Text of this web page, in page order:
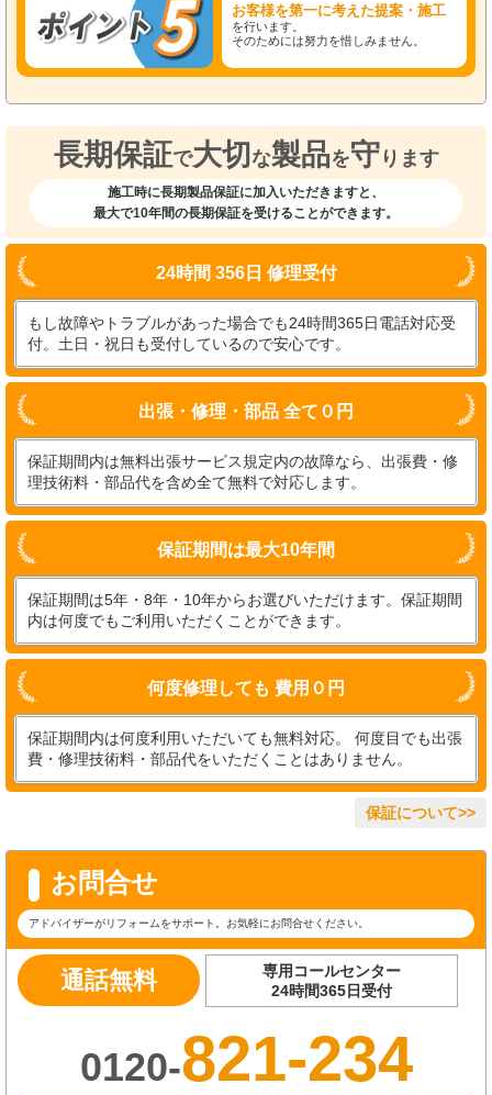
お客様を第一に考えた提案・施工
を行います。
そのためには努力を惜しみません。
長期保証で大切 な製品を守 ります
施工時に長期製品保証に加入いただきますと、
最大で10年間の長期保証を受けることができます。
24時間 356日 修理受付
もし故障やトラブルがあった場合でも24時間365日電話対応受
付。土日・祝日も受付しているので安心です。
出張・修理・部品 全て０円
保証期間内は無料出張サービス規定内の故障なら、出張費・修
理技術料・部品代を含め全て無料で対応します。
保証期間は最大10年間
保証期間は5年・8年・10年からお選びいただけます。保証期間
内は何度でもご利用いただくことができます。
何度修理しても 費用０円
保証期間内は何度利用いただいても無料対応。 何度目でも出張
費・修理技術料・部品代をいただくことはありません。
保証について>>
お問合せ
アドバイザーがリフォームをサポート。お気軽にお問合せください。
通話無料
専用コールセンター
24時間365日受付
0120-821-234